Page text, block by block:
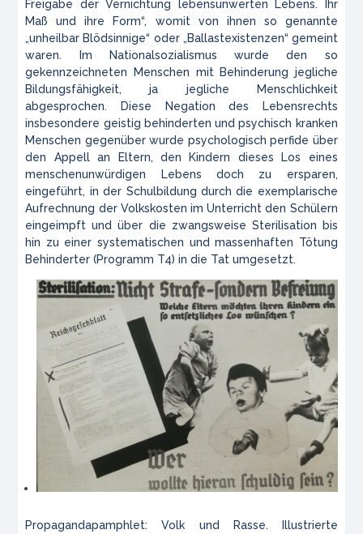
Freigabe der Vernichtung lebensunwerten Lebens. Ihr
Maß und ihre Form“, womit von ihnen so genannte
„unheilbar Blödsinnige“ oder „Ballastexistenzen“ gemeint
waren. Im Nationalsozialismus wurde den so
gekennzeichneten Menschen mit Behinderung jegliche
Bildungsfähigkeit, ja jegliche Menschlichkeit
abgesprochen. Diese Negation des Lebensrechts
insbesondere geistig behinderten und psychisch kranken
Menschen gegenüber wurde psychologisch perfide über
den Appell an Eltern, den Kindern dieses Los eines
menschenunwürdigen Lebens doch zu ersparen,
eingeführt, in der Schulbildung durch die exemplarische
Aufrechnung der Volkskosten im Unterricht den Schülern
eingeimpft und über die zwangsweise Sterilisation bis
hin zu einer systematischen und massenhaften Tötung
Behinderter (Programm T4) in die Tat umgesetzt.
Propagandapamphlet:Volk und Rasse. Illustrierte